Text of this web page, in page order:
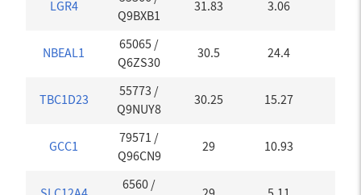
LGR4
Q9BXB1
31.83 3.06
NBEAL1
65065 /
Q6ZS30
30.5 24.4
TBC1D23
55773 /
Q9NUY8
30.25 15.27
GCC1
79571 /
Q96CN9
29 10.93
6560 /